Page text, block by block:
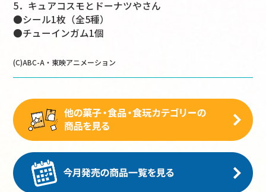
5．キュアコスモとドーナツやさん
●シール1枚（全5種）
●チューインガム1個
(C)ABC-A・東映アニメーション